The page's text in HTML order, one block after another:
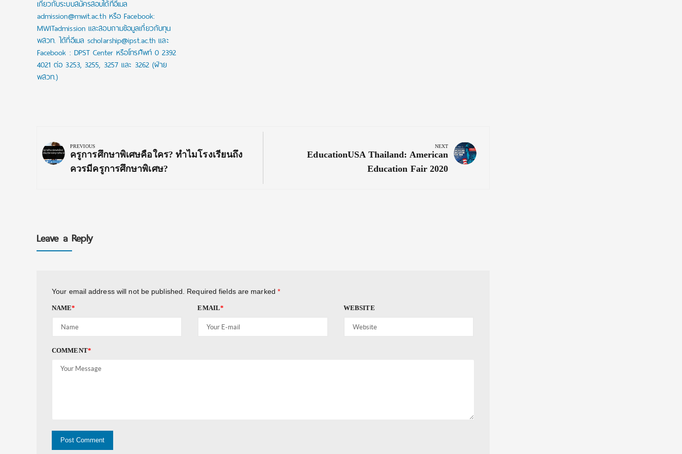
เกี่ยวกับระบบสมัครสอบได้ที่อีเมล
admission@mwit.ac.th หรือ Facebook:
MWITadmission และสอบถามข้อมูลเกี่ยวกับทุน
พสวท. ได้ที่อีเมล scholarship@ipst.ac.th และ
Facebook : DPST Center หรือโทรศัพท์ 0 2392
4021 ต่อ 3253, 3255, 3257 และ 3262 (ฝ่าย
พสวท.)
navigation
PREVIOUS
Previous
Post:
ครูการศึกษาพิเศษคือใคร? ทำไมโรงเรียนถึง
ควรมีครูการศึกษาพิเศษ?
NEXT
Next
EducationUSA Thailand: American
Education Fair 2020
Leave a Reply
Your email address will not be published. Required fields are marked *
NAME* EMAIL* WEBSITE
COMMENT*